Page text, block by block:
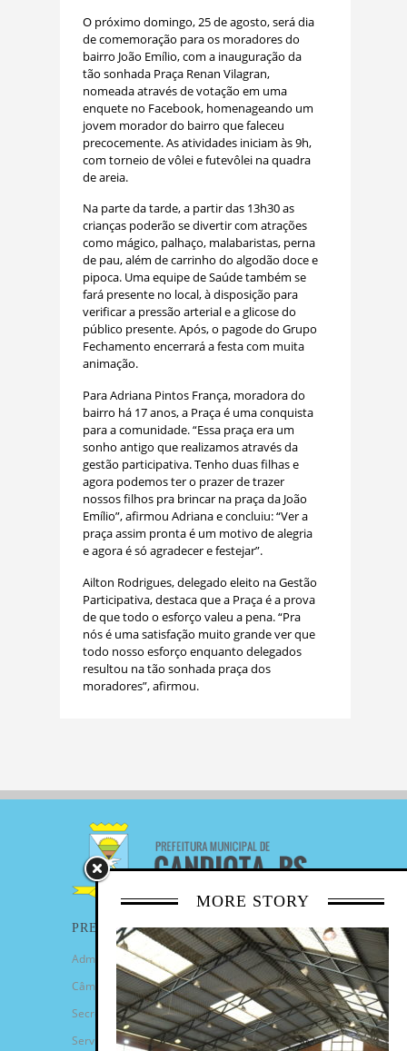
O próximo domingo, 25 de agosto, será dia
de comemoração para os moradores do
bairro João Emílio, com a inauguração da
tão sonhada Praça Renan Vilagran,
nomeada através de votação em uma
enquete no Facebook, homenageando um
jovem morador do bairro que faleceu
precocemente. As atividades iniciam às 9h,
com torneio de vôlei e futevôlei na quadra
de areia.
Na parte da tarde, a partir das 13h30 as
crianças poderão se divertir com atrações
como mágico, palhaço, malabaristas, perna
de pau, além de carrinho do algodão doce e
pipoca. Uma equipe de Saúde também se
fará presente no local, à disposição para
verificar a pressão arterial e a glicose do
público presente. Após, o pagode do Grupo
Fechamento encerrará a festa com muita
animação.
Para Adriana Pintos França, moradora do
bairro há 17 anos, a Praça é uma conquista
para a comunidade. “Essa praça era um
sonho antigo que realizamos através da
gestão participativa. Tenho duas filhas e
agora podemos ter o prazer de trazer
nossos filhos pra brincar na praça da João
Emílio”, afirmou Adriana e concluiu: “Ver a
praça assim pronta é um motivo de alegria
e agora é só agradecer e festejar”.
Ailton Rodrigues, delegado eleito na Gestão
Participativa, destaca que a Praça é a prova
de que todo o esforço valeu a pena. “Pra
nós é uma satisfação muito grande ver que
todo nosso esforço enquanto delegados
resultou na tão sonhada praça dos
moradores”, afirmou.
MORE STORY
PREFEITURA
Administração Municipal
Câmara de Vereadores
Secretarias
Serviços